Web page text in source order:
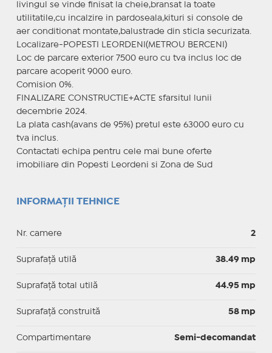
livingul se vinde finisat la cheie,bransat la toate
utilitatile,cu incalzire in pardoseala,kituri si console de
aer conditionat montate,balustrade din sticla securizata.
Localizare-POPESTI LEORDENI(METROU BERCENI)
Loc de parcare exterior 7500 euro cu tva inclus loc de
parcare acoperit 9000 euro.
Comision 0%.
FINALIZARE CONSTRUCTIE+ACTE sfarsitul lunii
decembrie 2024.
La plata cash(avans de 95%) pretul este 63000 euro cu
tva inclus.
Contactati echipa pentru cele mai bune oferte
imobiliare din Popesti Leordeni si Zona de Sud
INFORMAȚII TEHNICE
Nr. camere 2
Suprafaţă utilă 38.49 mp
Suprafaţă total utilă 44.95 mp
Suprafaţă construită 58 mp
Compartimentare Semi-decomandat